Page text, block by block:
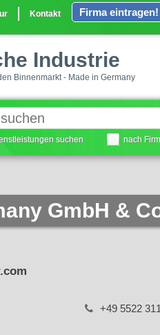
Kontakt Firma eintragen!
Industrie
Binnenmarkt - Made in Germany
suchen nach
GmbH &
+49 5522